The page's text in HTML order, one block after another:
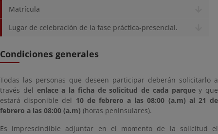
Matrícula
Lugar de celebración de la fase práctica-presencial.
Condiciones generales
Todas las personas que deseen participar deberán solicitarlo a
través del enlace a la ficha de solicitud de cada parquey que
estará disponible del 10 de febrero a las 08:00 (a.m) al 21 de
febrero a las 08:00 (a.m) (horas peninsulares).
Es imprescindible adjuntar en el momento de la solicitud el